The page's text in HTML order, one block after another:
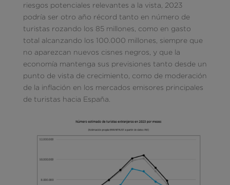
riesgos potenciales relevantes a la vista, 2023
podría ser otro año récord tanto en número de
turistas rozando los 85 millones, como en gasto
total alcanzando los 100.000 millones, siempre que
no aparezcan nuevos cisnes negros, y que la
economía mantenga sus previsiones tanto desde un
punto de vista de crecimiento, como de moderación
de la inflación en los mercados emisores principales
de turistas hacia España.